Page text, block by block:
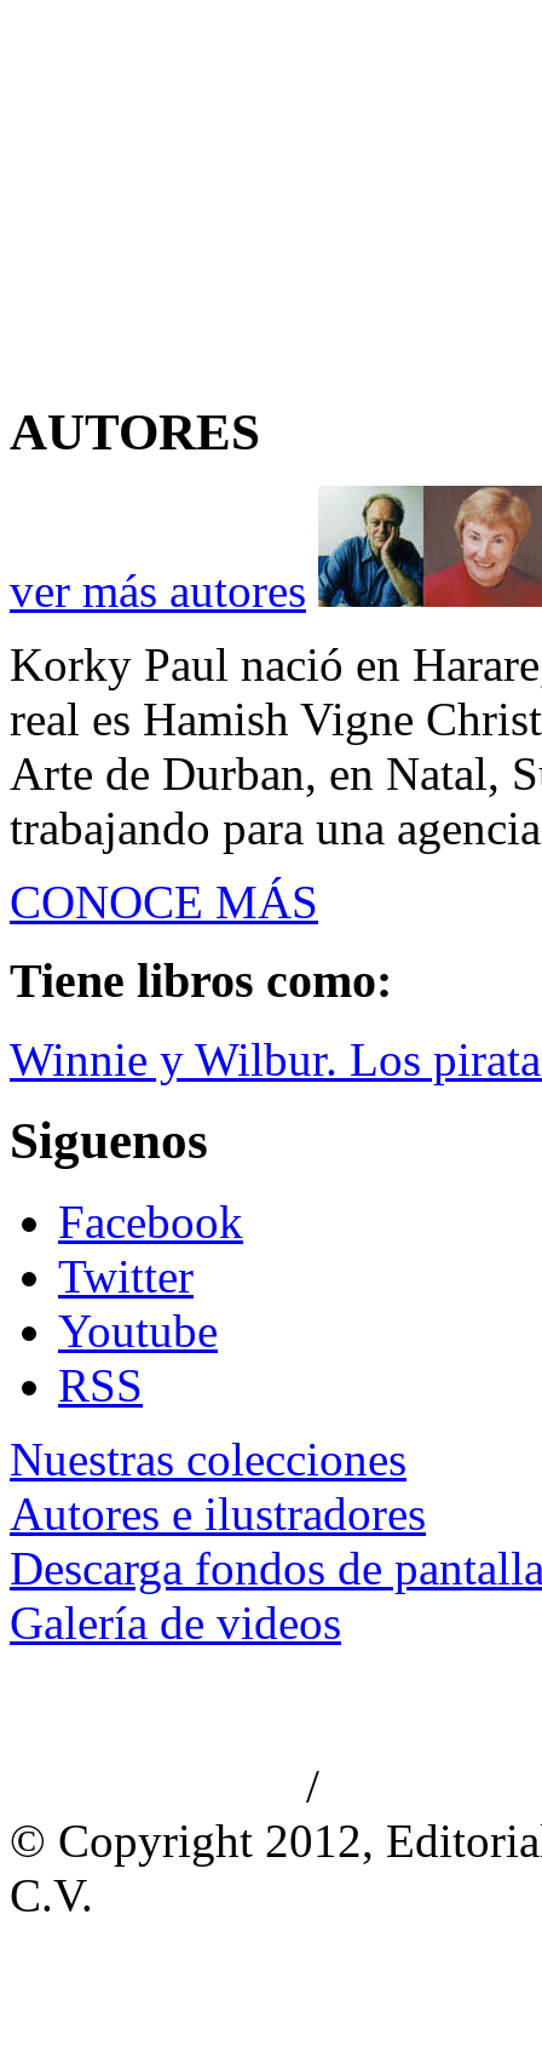
AUTORES
ver más autores
Korky Paul nació en
real es Hamish Vigne
Arte de Durban, en Natal,
trabajando para una
CONOCE MÁS
Tiene libros como:
Winnie y Wilbur. Los
Siguenos
Facebook
Twitter
Youtube
RSS
Nuestras colecciones
Autores e ilustradores
Descarga fondos de
Galería de videos
/
© Copyright 2012,
C.V.